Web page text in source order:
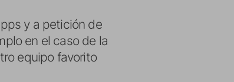
y a petición de
en el caso de la
equipo favorito